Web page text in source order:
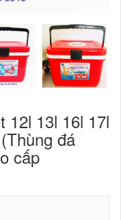
12l 13l 16l 17l
đá
cấp